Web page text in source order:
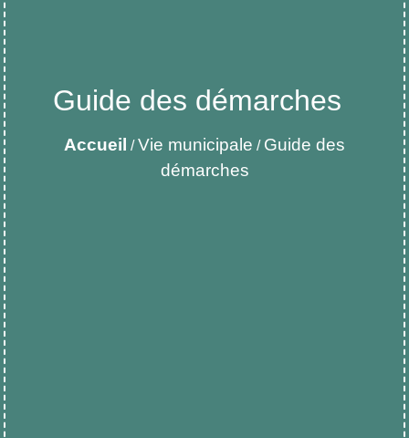
Guide des démarches
Accueil /Vie municipale / Guide des
démarches